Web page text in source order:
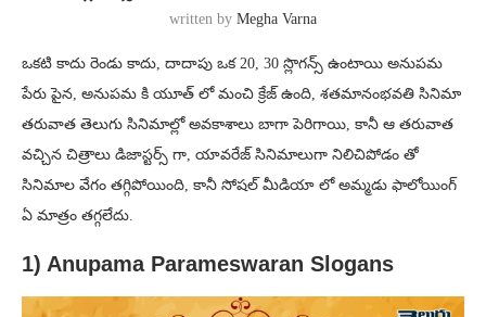
written by Megha Varna
ఒకటి కాదు రెండు కాదు, దాదాపు ఒక 20, 30 స్లొగన్స్ ఉంటాయి అనుపమ
పేరు పైన, అనుపమ కి యూత్ లో మంచి క్రేజ్ ఉంది, శతమానంభవతి సినిమా
తరువాత తెలుగు సినిమాల్లో అవకాశాలు బాగా పెరిగాయి, కానీ ఆ తరువాత
వచ్చిన చిత్రాలు డిజాస్టర్స్ గా, యావరేజ్ సినిమాలుగా నిలిచిపోడం తో
సినిమాల వేగం తగ్గిపోయింది, కానీ సోషల్ మీడియా లో అమ్మడు ఫాలోయింగ్
ఏ మాత్రం తగ్గలేదు.
1) Anupama Parameswaran Slogans